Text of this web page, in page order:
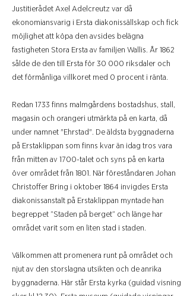
Justitierådet Axel Adelcreutz var då
ekonomiansvarig i Ersta diakonissällskap och fick
möjlighet att köpa den avsides belägna
fastigheten Stora Ersta av familjen Wallis. År 1862
sålde de den till Ersta för 30 000 riksdaler och
det förmånliga villkoret med 0 procent i ränta.
Redan 1733 finns malmgårdens bostadshus, stall,
magasin och orangeri utmärkta på en karta, då
under namnet "Ehrstad". De äldsta byggnaderna
på Erstaklippan som finns kvar än idag tros vara
från mitten av 1700-talet och syns på en karta
över området från 1801. När föreståndaren Johan
Christoffer Bring i oktober 1864 invigdes Ersta
diakonissanstalt på Erstaklippan myntade han
begreppet ”Staden på berget” och länge har
området varit som en liten stad i staden.
Välkommen att promenera runt på området och
njut av den storslagna utsikten och de anrika
byggnaderna. Här står Ersta kyrka (guidad visning